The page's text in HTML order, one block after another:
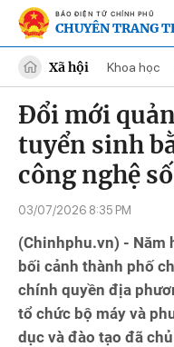
BÁO ĐIỆN TỬ CHÍNH PHỦ
CHUYÊN TRANG
Xã hội Khoa học
Đổi mới
tuyển sinh
công nghệ số
03/07/2026 8:35 PM
(Chinhphu.vn) - Năm
bối cảnh thành phố
chính quyền địa
tổ chức bộ máy và
dục và đào tạo đã